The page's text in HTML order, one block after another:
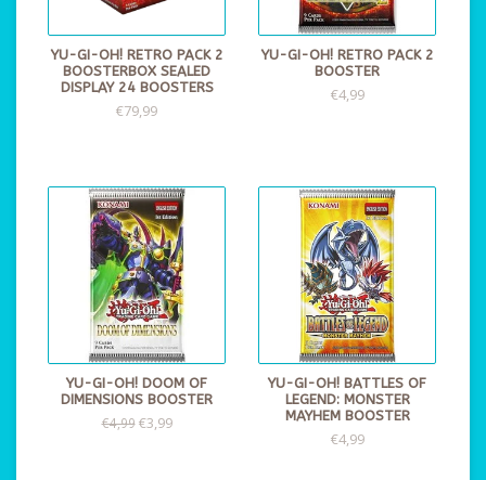
YU-GI-OH! RETRO PACK 2
BOOSTERBOX SEALED
DISPLAY 24 BOOSTERS
€79,99
YU-GI-OH! RETRO PACK 2
BOOSTER
€4,99
YU-GI-OH! DOOM OF
DIMENSIONS BOOSTER
€4,99€3,99
YU-GI-OH! BATTLES OF
LEGEND: MONSTER
MAYHEM BOOSTER
€4,99